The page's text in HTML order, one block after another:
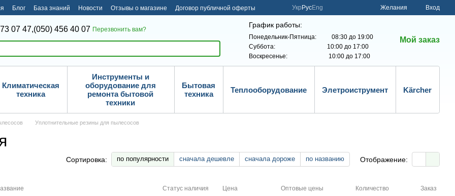
Блог База знаний Новости Отзывы о магазине Договор публичной оферты Укр РусEng Желания Вход
07 47,(050) 456 40 07 Перезвонить вам?
График работы:
Понедельник-Пятница: 08:30 до 19:00
Суббота: 10:00 до 17:00
Воскресенье: 10:00 до 17:00
Мой заказ
Климатическая
техника
Инструменты и
оборудование для
ремонта бытовой
техники
Бытовая
техника
Теплооборудование Элетроиструмент Kärcher
Уплотнительные резины для пылесосов
Сортировка: по популярности сначала дешевле сначала дороже по названию Отображение:
Статус наличия Цена Оптовые цены Количество Заказ